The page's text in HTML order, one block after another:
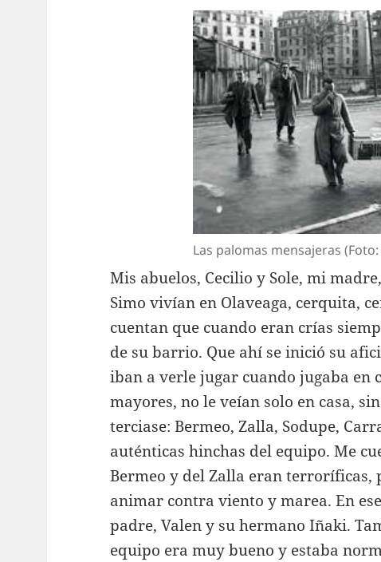
Las palomas mensajeras
Mis abuelos, Cecilio y Sole, mi
Simo vivían en Olaveaga, cerquita,
cuentan que cuando eran crías
de su barrio. Que ahí se inició su
iban a verle jugar cuando jugaba en
mayores, no le veían solo en casa,
terciase: Bermeo, Zalla, Sodupe,
auténticas hinchas del equipo. Me
Bermeo y del Zalla eran terroríficas,
animar contra viento y marea. En
padre, Valen y su hermano Iñaki.
equipo era muy bueno y estaba